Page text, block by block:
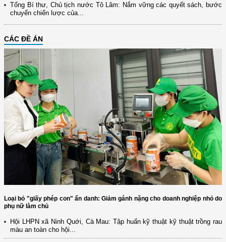
Tổng Bí thư, Chủ tịch nước Tô Lâm: Nắm vững các quyết sách, bước
chuyển chiến lược của...
CÁC ĐỀ ÁN
Loại bỏ "giấy phép con" ẩn danh: Giảm gánh nặng cho doanh nghiệp nhỏ do
phụ nữ làm chủ
Hội LHPN xã Ninh Quới, Cà Mau: Tập huấn kỹ thuật kỹ thuật trồng rau
màu an toàn cho hội...